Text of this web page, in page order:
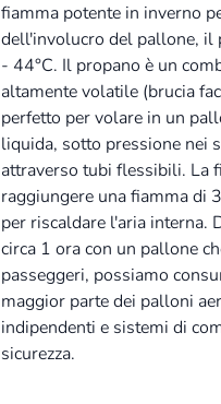
fiamma potente in inverno
dell'involucro del pallone, il
- 44°C. Il propano è un
altamente volatile (brucia
perfetto per volare in un
liquida, sotto pressione nei
attraverso tubi flessibili. La
raggiungere una fiamma
per riscaldare l'aria interna.
circa 1 ora con un pallone
passeggeri, possiamo
maggior parte dei palloni
indipendenti e sistemi di
sicurezza.